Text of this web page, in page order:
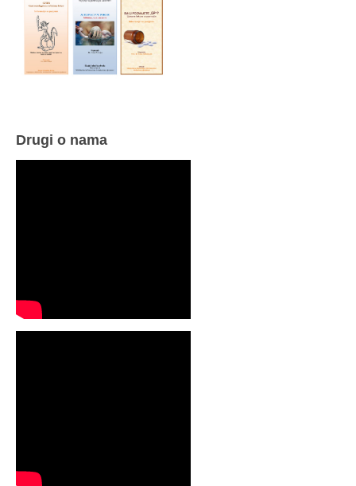
Drugi o nama